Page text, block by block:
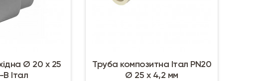
Ø 20 х 25
Італ
Труба композитна Італ PN20
Ø 25 х 4,2 мм